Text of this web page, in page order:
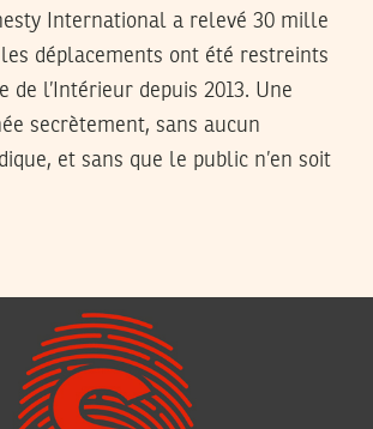
International a relevé 30 mille
les déplacements ont été restreints
de l’Intérieur depuis 2013. Une
secrètement, sans aucun
et sans que le public n’en soit